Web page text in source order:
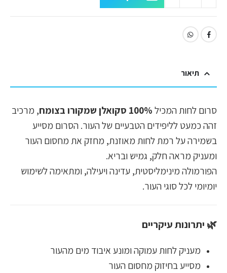
תיאור
סרום לחות המכיל100% סקואלן שמקורו בצומח
, מרכיב
זהה כמעט לליפידים הטבעיים של העור. הסרום מסייע
בשמירה על רמת לחות מאוזנת, מחזק את מחסום העור
ומעניק מראה חלק, גמיש ובריא.
הפורמולה מינימליסטית, עדינה ויעילה, ומתאימה לשימוש
יומיומי לכל סוגי העור.
🌿 יתרונות עיקריים
מעניק לחות עמוקה ומונע איבוד מים מהעור
מסייע בחיזוק מחסום העור